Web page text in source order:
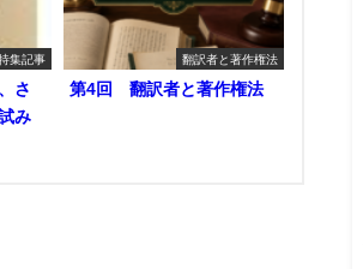
集記事
さ
み
翻訳者と著作権法
第4回 翻訳者と著作権法